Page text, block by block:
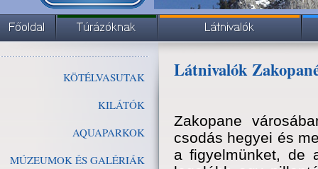
KÖTÉLVASUTAK
KILÁTÓK
AQUAPARKOK
MÚZEUMOK ÉS GALÉRIÁK
Látnivalók
Zakopane
csodás hegyei és
a figyelmünket, de